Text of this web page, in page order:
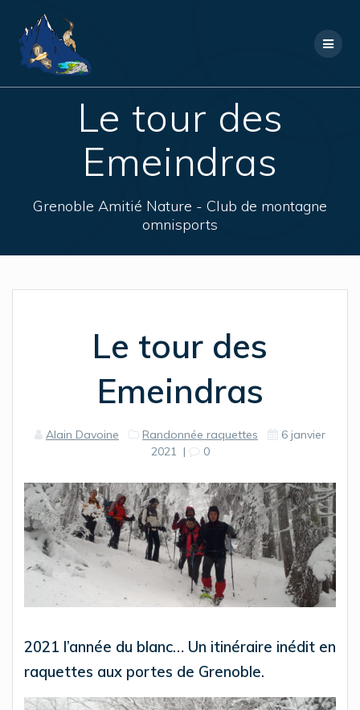
Le tour des
Emeindras
Grenoble Amitié Nature - Club de montagne
omnisports
Le tour des
Emeindras
Alain Davoine Randonnée raquettes
6 janvier
2021 | 0
2021 l’année du blanc… Un itinéraire inédit en
raquettes aux portes de Grenoble.